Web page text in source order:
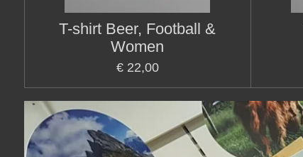
T-shirt Beer, Football &
Women
€ 22,00